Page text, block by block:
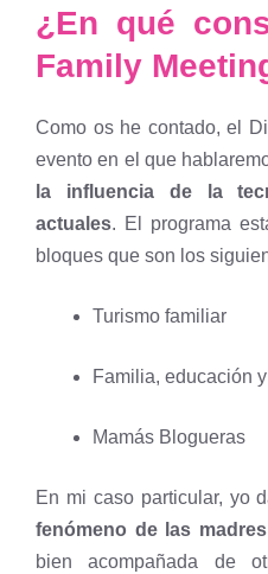
¿En qué
Family
Como os he contado, el
evento en el que
la influencia de la
actuales. El programa
bloques que son los
Turismo familiar
Familia, educación
Mamás Blogueras
En mi caso particular, yo
fenómeno de las
bien acompañada de